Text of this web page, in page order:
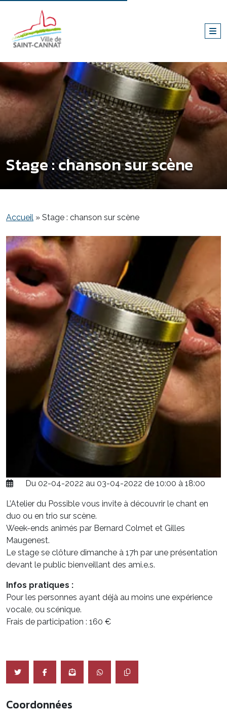
Stage : chanson sur scène
Accueil » Stage : chanson sur scène
Du 02-04-2022 au 03-04-2022 de 10:00 à 18:00
L’Atelier du Possible vous invite à découvrir le chant en
duo ou en trio sur scène.
Week-ends animés par Bernard Colmet et Gilles
Maugenest.
Le stage se clôture dimanche à 17h par une présentation
devant le public bienveillant des ami.e.s.
Infos pratiques :
Pour les personnes ayant déjà au moins une expérience
vocale, ou scénique.
Frais de participation : 160 €
Coordonnées